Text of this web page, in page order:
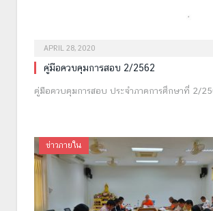
APRIL 28, 2020
คู่มือควบคุมการสอบ 2/2562
คู่มือควบคุมการสอบ ประจำภาคการศึกษาที่ 2/
ข่าวภายใน